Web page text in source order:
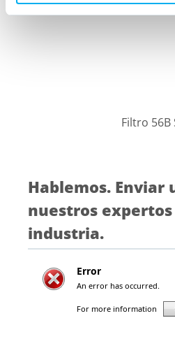
Filtro 56B
Hablemos. Enviar
nuestros expertos
industria.